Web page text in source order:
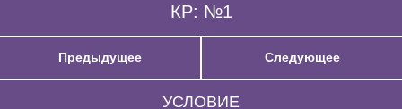
КР: №1
Предыдущее Следующее
УСЛОВИЕ